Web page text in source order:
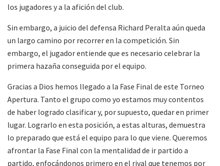
los jugadores y a la afición del club.
Sin embargo, a juicio del defensa Richard Peralta aún queda
un largo camino por recorrer en la competición. Sin
embargo, el jugador entiende que es necesario celebrar la
primera hazaña conseguida por el equipo.
Gracias a Dios hemos llegado a la Fase Final de este Torneo
Apertura. Tanto el grupo como yo estamos muy contentos
de haber logrado clasificar y, por supuesto, quedar en primer
lugar. Lograrlo en esta posición, a estas alturas, demuestra
lo preparado que está el equipo para lo que viene. Queremos
afrontar la Fase Final con la mentalidad de ir partido a
partido, enfocándonos primero en el rival que tenemos por